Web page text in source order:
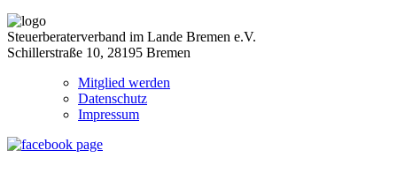
Steuerberaterverband im Lande Bremen e.V.
Schillerstraße 10, 28195 Bremen
Mitglied werden
Datenschutz
Impressum